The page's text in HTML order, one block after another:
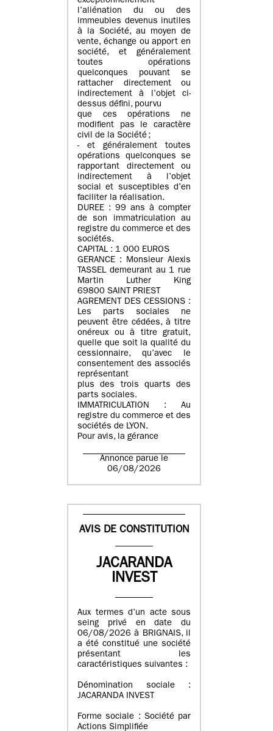
l’aliénation du ou des
immeubles devenus inutiles
à la Société, au moyen de
vente, échange ou apport en
société, et généralement
toutes opérations
quelconques pouvant se
rattacher directement ou
indirectement à l’objet ci-
dessus défini, pourvu
que ces opérations ne
modifient pas le caractère
civil de la Société ;
- et généralement toutes
opérations quelconques se
rapportant directement ou
indirectement à l’objet
social et susceptibles d’en
faciliter la réalisation.
DUREE : 99 ans à compter
de son immatriculation au
registre du commerce et des
sociétés.
CAPITAL : 1 000 EUROS
GERANCE : Monsieur Alexis
TASSEL demeurant au 1 rue
Martin Luther King
69800 SAINT PRIEST
AGREMENT DES CESSIONS :
Les parts sociales ne
peuvent être cédées, à titre
onéreux ou à titre gratuit,
quelle que soit la qualité du
cessionnaire, qu’avec le
consentement des associés
représentant
plus des trois quarts des
parts sociales.
IMMATRICULATION : Au
registre du commerce et des
sociétés de LYON.
Pour avis, la gérance
Annonce parue le
06/08/2026
AVIS DE CONSTITUTION
JACARANDA
INVEST
Aux termes d’un acte sous
seing privé en date du
06/08/2026 à BRIGNAIS, il
a été constitué une société
présentant les
caractéristiques suivantes :
Dénomination sociale :
JACARANDA INVEST
Forme sociale : Société par
Actions Simplifiée